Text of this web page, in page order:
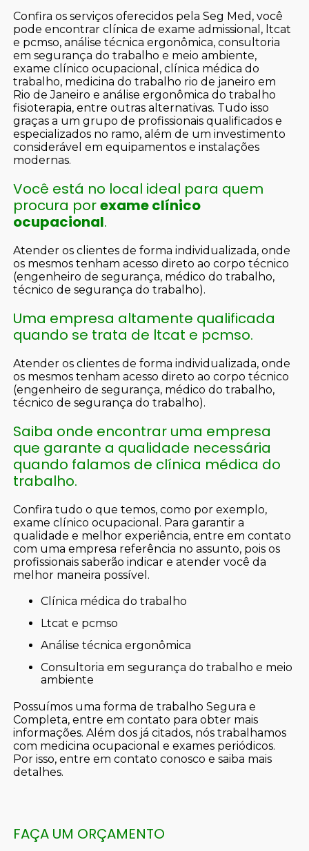
Confira os serviços oferecidos pela Seg Med, você
pode encontrar clínica de exame admissional, ltcat
e pcmso, análise técnica ergonômica, consultoria
em segurança do trabalho e meio ambiente,
exame clínico ocupacional, clínica médica do
trabalho, medicina do trabalho rio de janeiro em
Rio de Janeiro e análise ergonômica do trabalho
fisioterapia, entre outras alternativas. Tudo isso
graças a um grupo de profissionais qualificados e
especializados no ramo, além de um investimento
considerável em equipamentos e instalações
modernas.
Você está no local ideal para quem
procura porexame clínico
ocupacional.
Atender os clientes de forma individualizada, onde
os mesmos tenham acesso direto ao corpo técnico
(engenheiro de segurança, médico do trabalho,
técnico de segurança do trabalho).
Uma empresa altamente qualificada
quando se trata de ltcat e pcmso.
Atender os clientes de forma individualizada, onde
os mesmos tenham acesso direto ao corpo técnico
(engenheiro de segurança, médico do trabalho,
técnico de segurança do trabalho).
Saiba onde encontrar uma empresa
que garante a qualidade necessária
quando falamos de clínica médica do
trabalho.
Confira tudo o que temos, como por exemplo,
exame clínico ocupacional. Para garantir a
qualidade e melhor experiência, entre em contato
com uma empresa referência no assunto, pois os
profissionais saberão indicar e atender você da
melhor maneira possível.
clínica médica do trabalho
ltcat e pcmso
análise técnica ergonômica
consultoria em segurança do trabalho e meio
ambiente
Possuímos uma forma de trabalho Segura e
Completa, entre em contato para obter mais
informações. Além dos já citados, nós trabalhamos
com medicina ocupacional e exames periódicos.
Por isso, entre em contato conosco e saiba mais
detalhes.
FAÇA UM ORÇAMENTO